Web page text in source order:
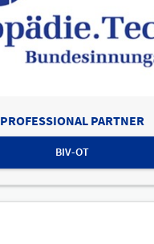
PROFESSIONAL PARTNER
BIV-OT